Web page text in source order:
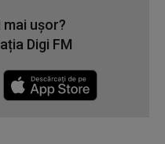
ușor?
Digi FM